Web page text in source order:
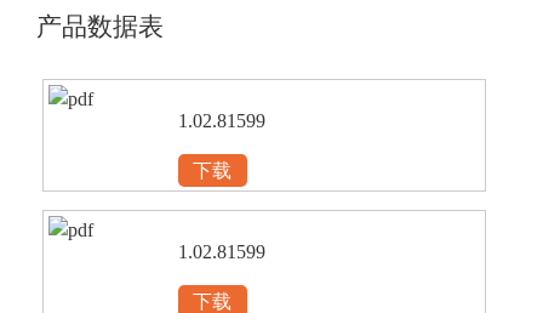
产品数据表
1.02.81599
下载
1.02.81599
下载